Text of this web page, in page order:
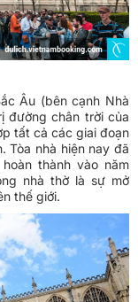
Âu (bên cạnh Nhà
đường chân trời của
tất cả các giai đoạn
Tòa nhà hiện nay đã
thành vào năm
nhà thờ là sự mở
thế giới.